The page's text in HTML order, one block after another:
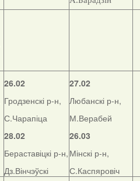
26.02
Гродзенскі р-н,
С.Чарапіца
28.02
Бераставіцкі р-н,
Дз.Вінчэўскі
27.02
Любанскі р-н,
М.Верабей
26.03
Мінскі р-н,
С.Каспяровіч